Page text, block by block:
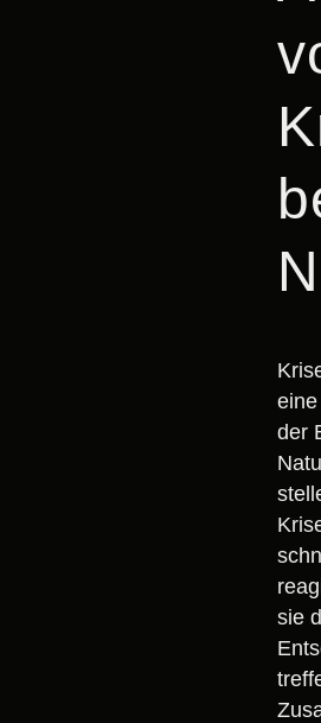
der
sie